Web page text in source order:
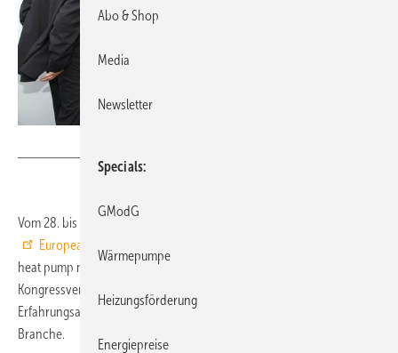
Vom 28. bis 29. September findet im Nürnberger Messezentrum die
European Heat Pump Summit 2011
heat pump mission is low or no emission“ bietet die internationale
Kongressveranstaltung neueste Fachinformationen und den
Erfahrungsaustausch mit den führenden Köpfen der Wärmepumpen-
Branche.
Abo & Shop
Media
Newsletter
Specials
GModG
Wärmepumpe
Heizungsförderung
Energiepreise